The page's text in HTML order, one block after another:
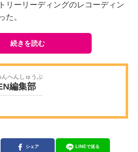
リーリーディングのレコーディン
た。
続きを読む
へんしゅうぶ
編集部
シェア LINEで送る